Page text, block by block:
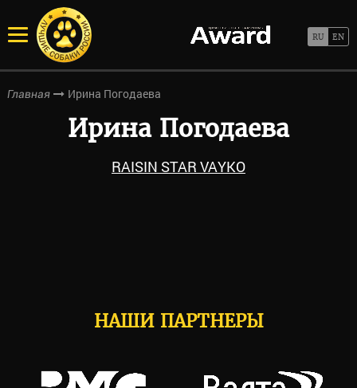
Главная Ирина Погодаева
Ирина Погодаева
RAISIN STAR VAYKO
НАШИ ПАРТНЕРЫ